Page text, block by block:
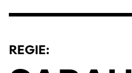
REGIE: